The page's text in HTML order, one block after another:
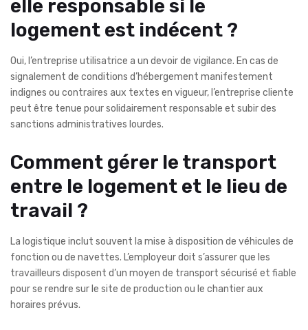
elle responsable si le
logement est indécent ?
Oui, l’entreprise utilisatrice a un devoir de vigilance. En cas de
signalement de conditions d’hébergement manifestement
indignes ou contraires aux textes en vigueur, l’entreprise cliente
peut être tenue pour solidairement responsable et subir des
sanctions administratives lourdes.
Comment gérer le transport
entre le logement et le lieu de
travail ?
La logistique inclut souvent la mise à disposition de véhicules de
fonction ou de navettes. L’employeur doit s’assurer que les
travailleurs disposent d’un moyen de transport sécurisé et fiable
pour se rendre sur le site de production ou le chantier aux
horaires prévus.